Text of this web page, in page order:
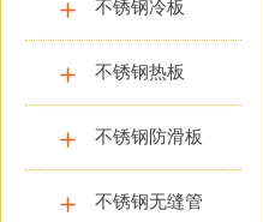
不锈钢冷板
不锈钢热板
不锈钢防滑板
不锈钢无缝管